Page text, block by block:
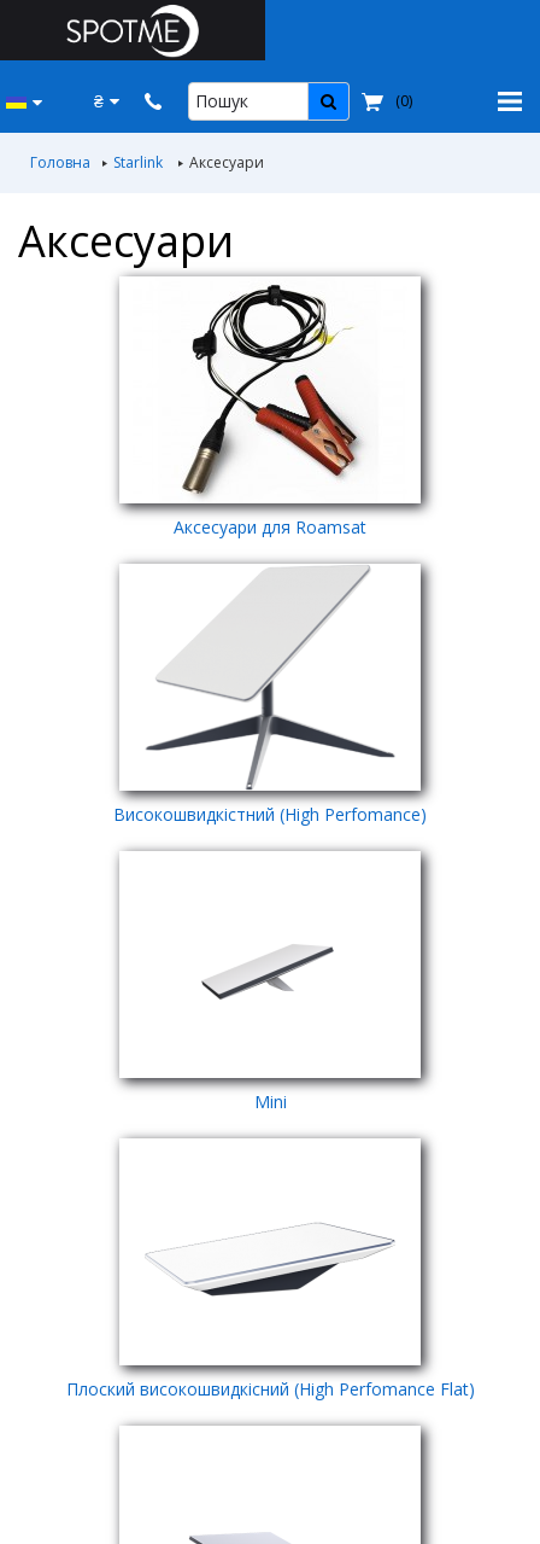
₴ (0)
Головна Starlink Аксесуари
Аксесуари
Аксесуари для Roamsat
Високошвидкiстний (High Perfomance)
Мini
Плоский високошвидкісний (High Perfomance Flat)